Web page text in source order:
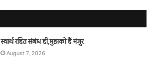
स्वार्थ रहित संबंध ही,मुझको हैं मंज़ूर
August 7, 2026